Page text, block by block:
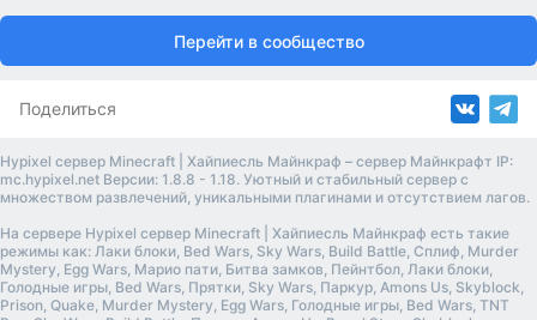
Перейти в сообщество
Поделиться
Hypixel сервер Minecraft | Хайпиесль Майнкраф – сервер Майнкрафт IP:
mc.hypixel.net Версии: 1.8.8 - 1.18. Уютный и стабильный сервер с
множеством развлечений, уникальными плагинами и отсутствием лагов.
На сервере Hypixel сервер Minecraft | Хайпиесль Майнкраф есть такие
режимы как: Лаки блоки, Bed Wars, Sky Wars, Build Battle, Сплиф, Murder
Mystery, Egg Wars, Марио пати, Битва замков, Пейнтбол, Лаки блоки,
Голодные игры, Bed Wars, Прятки, Sky Wars, Паркур, Amons Us, Skyblock,
Prison, Quake, Murder Mystery, Egg Wars, Голодные игры, Bed Wars, TNT